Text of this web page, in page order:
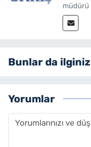
müdürü
Bunlar da
Yorumlar